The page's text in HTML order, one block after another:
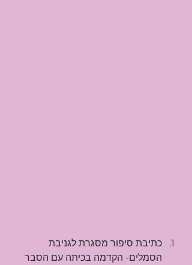
כתיבת סיפור מסגרת לגניבת
הסמלים- הקדמה בכיתה עם הסבר